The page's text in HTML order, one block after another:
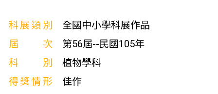
科展類別
全國中小學科展作品
屆次
第56屆--民國105年
科別
植物學科
得獎情形
佳作